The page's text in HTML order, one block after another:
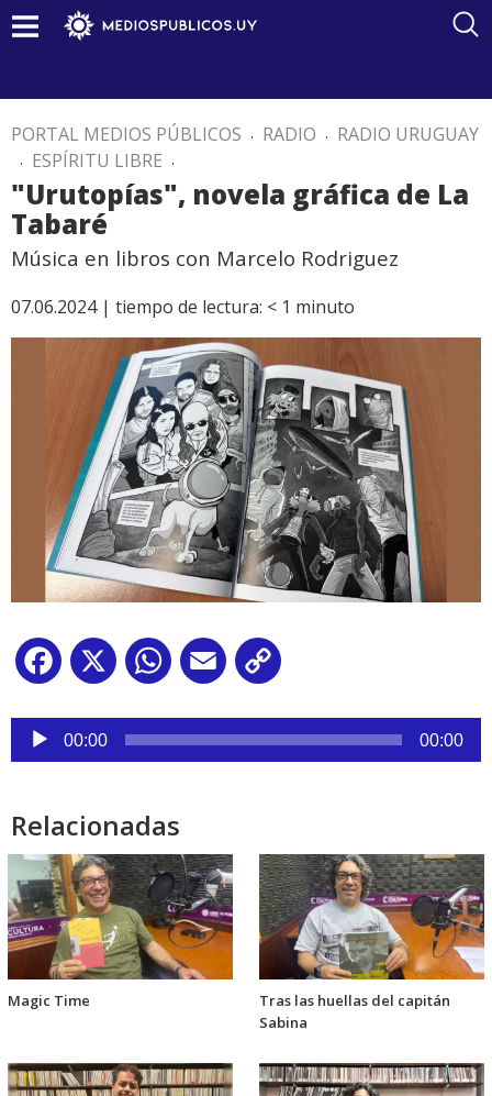
PORTAL MEDIOS PÚBLICOS . RADIO . RADIO URUGUAY
. ESPÍRITU LIBRE .
"Urutopías", novela gráfica de La
Tabaré
Música en libros con Marcelo Rodriguez
07.06.2024 | tiempo de lectura: < 1 minuto
Facebook
X WhatsApp
Email
Reproductor
audio
00:00 00:00
Relacionadas
Magic Time
Tras las huellas del capitán
Sabina